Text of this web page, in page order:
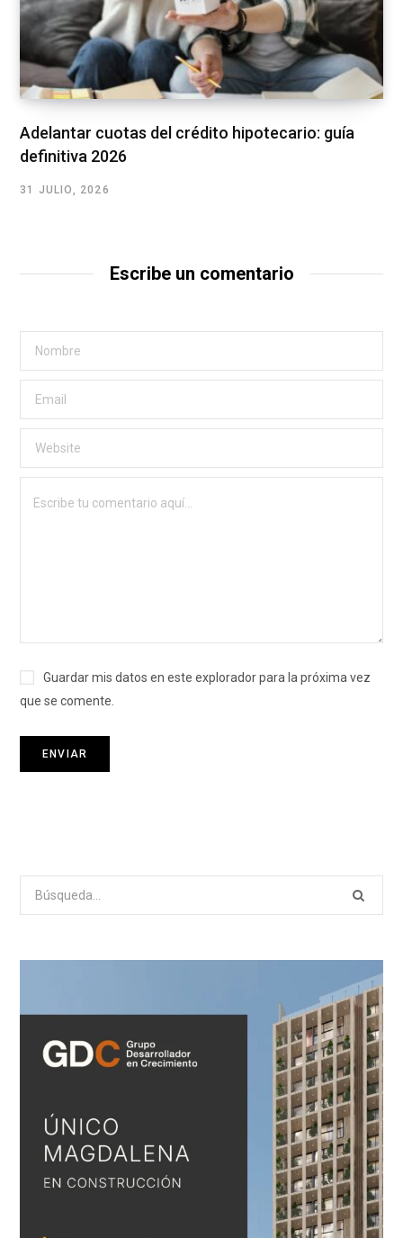
Adelantar cuotas del crédito hipotecario: guía
definitiva 2026
31 JULIO, 2026
Escribe un comentario
Guardar mis datos en este explorador para la próxima vez
que se comente.
Search